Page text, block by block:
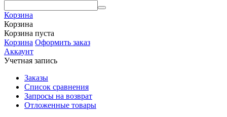
Корзина
Корзина
Корзина пуста
Корзина Оформить заказ
Аккаунт
Учетная запись
Заказы
Список сравнения
Запросы на возврат
Отложенные товары